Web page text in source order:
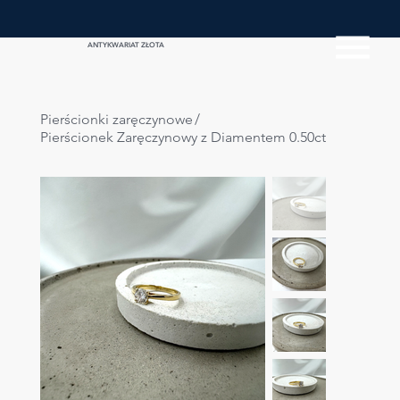
ANTYKWARIAT ZŁOTA
Pierścionki zaręczynowe/
Pierścionek Zaręczynowy z Diamentem 0.50ct